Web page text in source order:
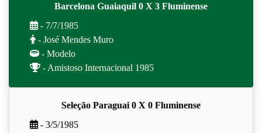
Barcelona Guaiaquil 0 X 3 Fluminense
- 7/7/1985
- José Mendes Muro
- Modelo
- Amistoso Internacional 1985
Seleção Paraguai 0 X 0 Fluminense
- 3/5/1985